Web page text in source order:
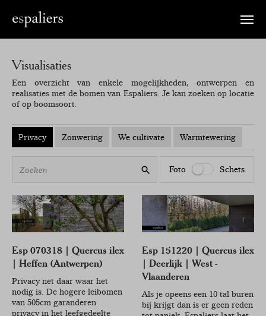
Toggle
Visualisaties
Een overzicht van enkele mogelijkheden, ontwerpen en
realisaties met de bomen van Espaliers. Je kan zoeken op locatie
of op boomsoort.
Privacy Zonwering We cultivate Warmtewering
Foto
Schets
Esp 070318 | Quercus ilex
| Heffen (Antwerpen)
Privacy net daar waar het
nodig is. De hogere leibomen
van 505cm garanderen
privacy in het leefgedeelte
Esp 151220 | Quercus ilex
| Deerlijk | West -
Vlaanderen
Als je opeens een 10 tal buren
bij krijgt dan is er geen reden